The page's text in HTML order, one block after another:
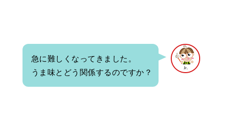
急に難しくなってきました。
うま味とどう関係するのですか？